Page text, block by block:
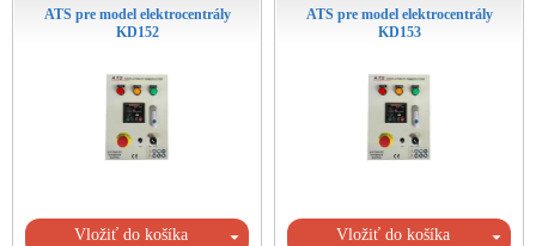
ATS pre model elektrocentrály
KD152
Vložiť do košíka
ATS pre model elektrocentrály
KD153
Vložiť do košíka